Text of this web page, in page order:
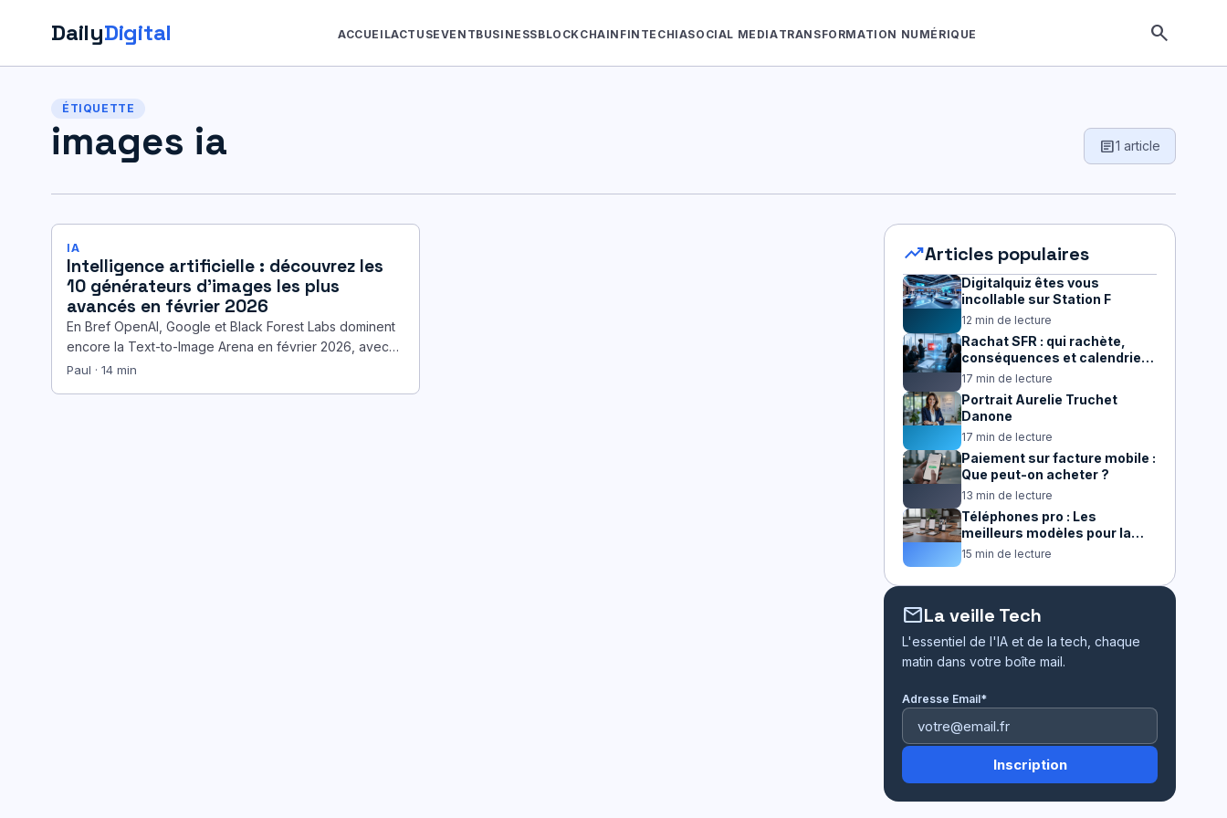
DailyDigital ACCUEILACTUSEVENTBUSINESSBLOCKCHAIN FINTECHIASOCIAL MEDIATRANSFORMATION NUMÉRIQUE search
contenu
ÉTIQUETTE
images ia article1 article
IA
Intelligence artificielle : découvrez les
10 générateurs d’images les plus
avancés en février 2026
En Bref OpenAI, Google et Black Forest Labs dominent
encore la Text-to-Image Arena en février 2026, avec
des écarts de…
Paul · 14 min
trending_upArticles populaires
Digitalquiz êtes vous
incollable sur Station F
12 min de lecture
Rachat SFR : qui rachète,
conséquences et calendrier
2026
17 min de lecture
Portrait Aurelie Truchet
Danone
17 min de lecture
Paiement sur facture mobile :
Que peut-on acheter ?
13 min de lecture
Téléphones pro : Les
meilleurs modèles pour la
productivité
15 min de lecture
mailLa veille Tech
L'essentiel de l'IA et de la tech, chaque
matin dans votre boîte mail.
Adresse Email*